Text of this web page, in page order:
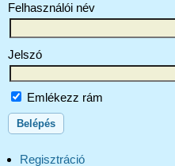
Felhasználói név
Jelszó
Emlékezz rám
Regisztráció